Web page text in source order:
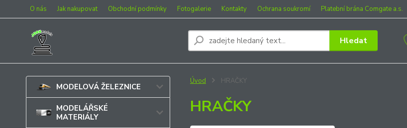
O nás Jak nakupovat Obchodní podmínky Fotogalerie Kontakty Ochrana soukromí Platební brána Comgate a.s.
Hledat
MODELOVÁ ŽELEZNICE
MODELÁŘSKÉ
MATERIÁLY
Úvod HRAČKY
HRAČKY